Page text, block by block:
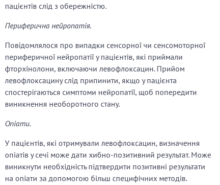
пацієнтів слід з обережністю.
Периферична нейропатія.
Повідомлялося про випадки сенсорної чи сенсомоторної
периферичної нейропатії у пацієнтів, які приймали
фторхінолони, включаючи левофлоксацин. Прийом
левофлоксацину слід припинити, якщо у пацієнта
спостерігаються симптоми нейропатії, щоб попередити
виникнення необоротного стану.
Опіати.
У пацієнтів, які отримували левофлоксацин, визначення
опіатів у сечі може дати хибно-позитивний результат. Може
виникнути необхідність підтвердити позитивні результати
на опіати за допомогою більш специфічних методів.